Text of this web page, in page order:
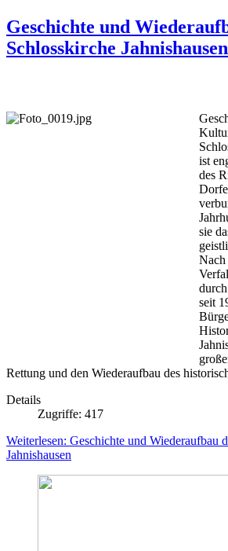
Geschichte und
Schlosskirche Jahnishausen
ist
des
sie
Nach
seit
Rettung und den Wiederaufbau des
Details
Zugriffe: 417
Weiterlesen: Geschichte und Wiederaufbau
Jahnishausen